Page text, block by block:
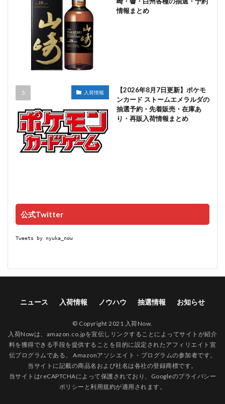
情報まとめ
入荷情報
【2026年8月7日更新】ポケモ
ンカード ストームエメラルダの
抽選予約・先着販売・在庫あ
り・再販入荷情報まとめ
公式Twitter
Tweets by nyuka_now
ニュース 入荷情報 ノウハウ 抽選情報 お知らせ
© Copyright 2021 入荷Now.
入荷Nowは、amazon.co.jpを宣伝しリンクすることによってサイトが紹介
料を獲得できる手段を提供することを目的に設定されたアフィリエイト宣
伝プログラムである、 Amazonアソシエイト・プログラムの参加者です。
当サイトに記載の商品名および社名は各社の登録商標です。
当サイトはreCAPTCHAによって保護されており、Googleのプライバシー
ポリシー と利用規約が適用されます。